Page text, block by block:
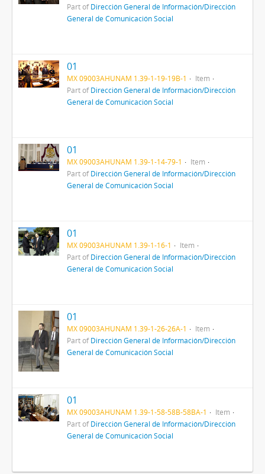
Part ofDirección General de Información/Dirección
General de Comunicación Social
01
MX 09003AHUNAM 1.39-1-19-19B-1
Item
Part ofDirección General de Información/Dirección
General de Comunicación Social
01
MX 09003AHUNAM 1.39-1-14-79-1
Item
Part ofDirección General de Información/Dirección
General de Comunicación Social
01
MX 09003AHUNAM 1.39-1-16-1
Item
Part ofDirección General de Información/Dirección
General de Comunicación Social
01
MX 09003AHUNAM 1.39-1-26-26A-1
Item
Part ofDirección General de Información/Dirección
General de Comunicación Social
01
MX 09003AHUNAM 1.39-1-58-58B-58BA-1
Item
Part ofDirección General de Información/Dirección
General de Comunicación Social